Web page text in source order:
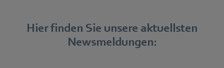
Hier finden Sie unsere aktuellsten
Newsmeldungen: